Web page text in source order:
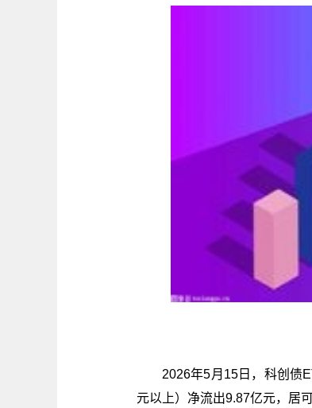
2026年5月15日，科创债
元以上）净流出9.87亿元，居